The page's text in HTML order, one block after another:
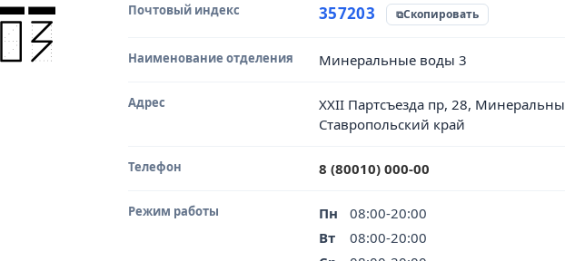
Почтовый индекс 357203 Скопировать
Наименование отделения Минеральные воды 3
Адрес
XXII Партсъезда пр, 28,
Ставропольский край
Телефон 8 (80010) 000-00
Режим работы Пн
08:00-20:00
Вт
08:00-20:00
Источник данных